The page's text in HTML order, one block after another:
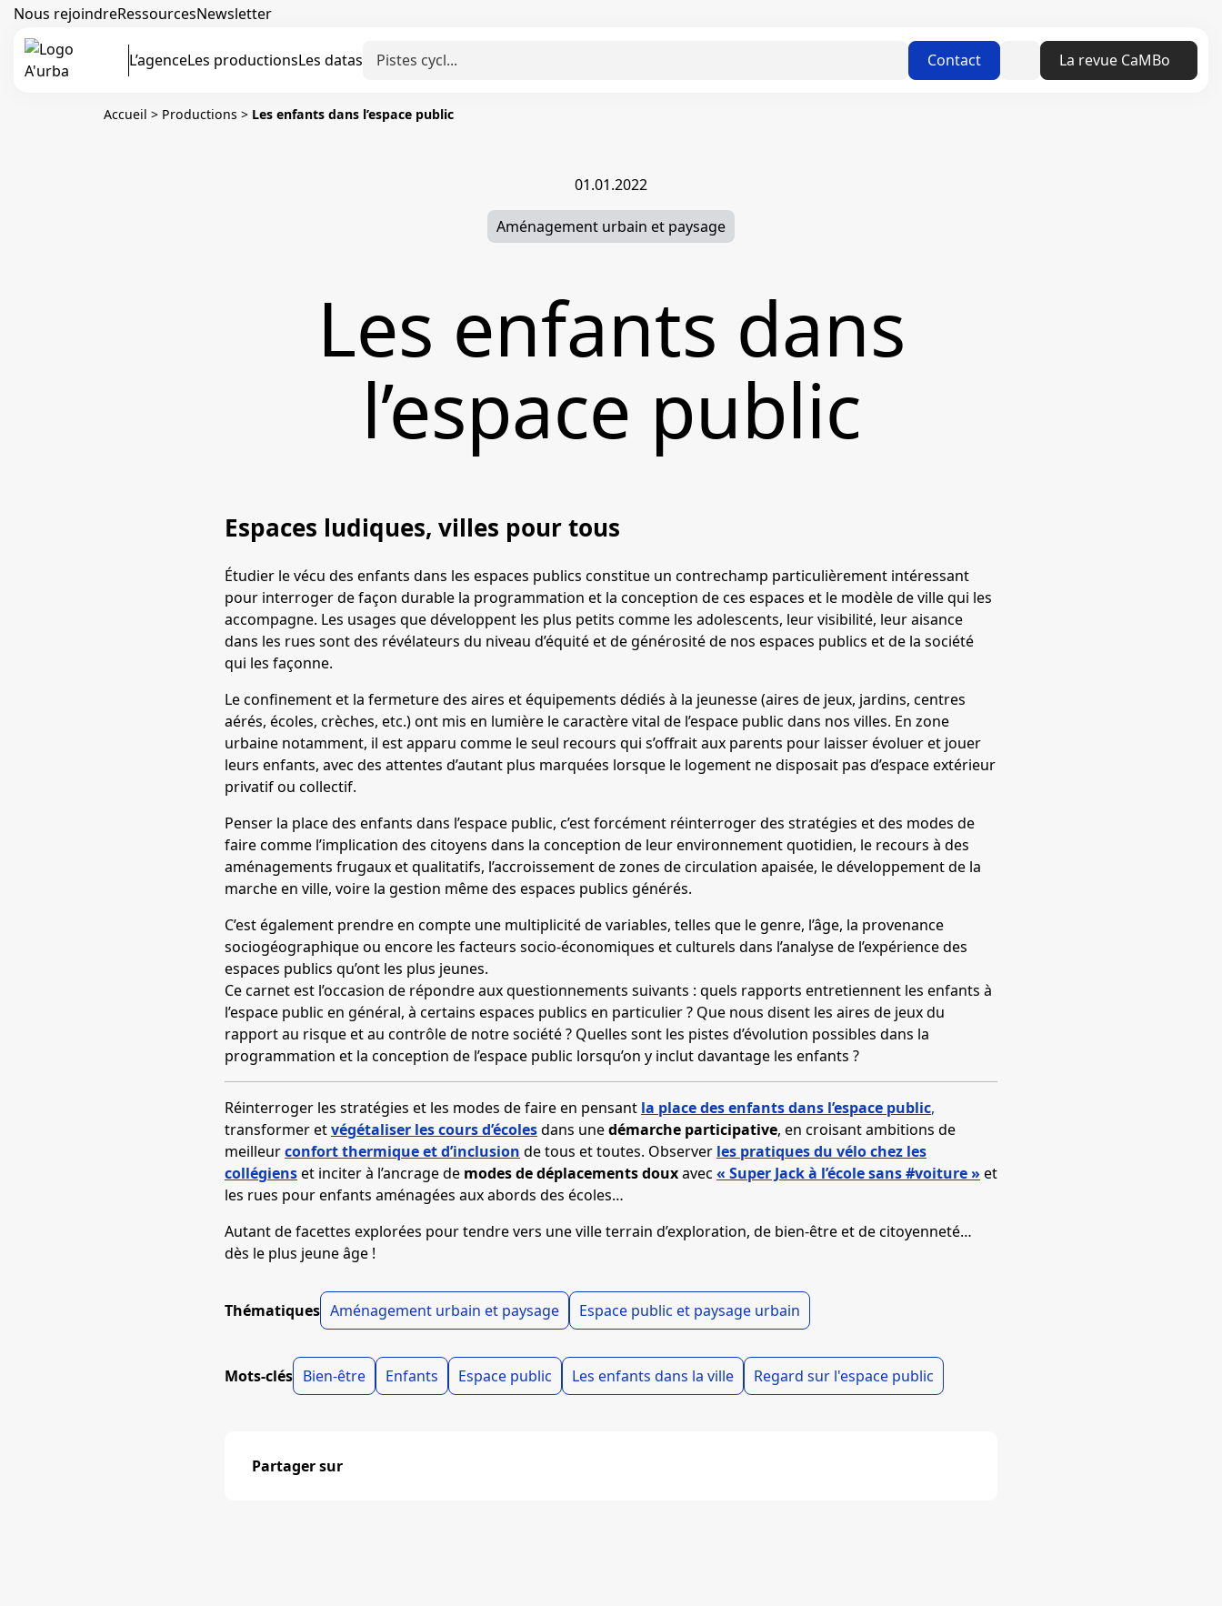
Nous rejoindreRessourcesNewsletter
L’agenceLes productionsLes datas Contact LinkedinLa revue CaMBo
Accueil > Productions > Les enfants dans l’espace public
01.01.2022
Aménagement urbain et paysage
Les enfants dans
l’espace public
Espaces ludiques, villes pour tous
Étudier le vécu des enfants dans les espaces publics constitue un contrechamp particulièrement intéressant
pour interroger de façon durable la programmation et la conception de ces espaces et le modèle de ville qui les
accompagne. Les usages que développent les plus petits comme les adolescents, leur visibilité, leur aisance
dans les rues sont des révélateurs du niveau d’équité et de générosité de nos espaces publics et de la société
qui les façonne.
Le confinement et la fermeture des aires et équipements dédiés à la jeunesse (aires de jeux, jardins, centres
aérés, écoles, crèches, etc.) ont mis en lumière le caractère vital de l’espace public dans nos villes. En zone
urbaine notamment, il est apparu comme le seul recours qui s’offrait aux parents pour laisser évoluer et jouer
leurs enfants, avec des attentes d’autant plus marquées lorsque le logement ne disposait pas d’espace extérieur
privatif ou collectif.
Penser la place des enfants dans l’espace public, c’est forcément réinterroger des stratégies et des modes de
faire comme l’implication des citoyens dans la conception de leur environnement quotidien, le recours à des
aménagements frugaux et qualitatifs, l’accroissement de zones de circulation apaisée, le développement de la
marche en ville, voire la gestion même des espaces publics générés.
C’est également prendre en compte une multiplicité de variables, telles que le genre, l’âge, la provenance
sociogéographique ou encore les facteurs socio-économiques et culturels dans l’analyse de l’expérience des
espaces publics qu’ont les plus jeunes.
Ce carnet est l’occasion de répondre aux questionnements suivants : quels rapports entretiennent les enfants à
l’espace public en général, à certains espaces publics en particulier ? Que nous disent les aires de jeux du
rapport au risque et au contrôle de notre société ? Quelles sont les pistes d’évolution possibles dans la
programmation et la conception de l’espace public lorsqu’on y inclut davantage les enfants ?
Réinterroger les stratégies et les modes de faire en pensant la placedes enfants dans l’espace public,
transformer etvégétaliser les cours d’écolesdans unedémarche participative, en croisant ambitions de
meilleurconfort thermique et d’inclusion de tous et toutes. Observer les pratiques du vélo chez les
collégienset inciter à l’ancrage de modes de déplacements douxavec « Super Jack à l’école sans #voiture » et
les rues pour enfants aménagées aux abords des écoles…
Autant de facettes explorées pour tendre vers une ville terrain d’exploration, de bien-être et de citoyenneté…
dès le plus jeune âge !
Thématiques Aménagement urbain et paysage Espace public et paysage urbain
Mots-clés Bien-être Enfants Espace public Les enfants dans la ville Regard sur l'espace public
Partager sur